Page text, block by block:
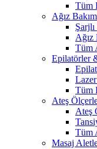
Tüm
Ağız
Ağız
Tüm
Epilatörler
Tüm
Ateş
Ateş
Tüm
Masaj